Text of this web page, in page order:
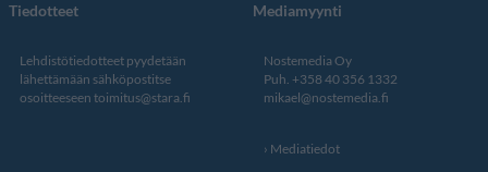
Tiedotteet
Lehdistötiedotteet pyydetään
lähettämään sähköpostitse
osoitteeseen toimitus@stara.fi
Mediamyynti
Nostemedia Oy
Puh. +358 40 356 1332
mikael@nostemedia.fi
Mediatiedot